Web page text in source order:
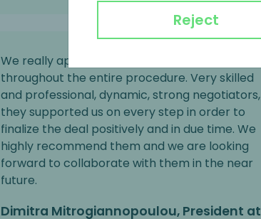
Reject
We really appreciated MP-Team assistance
throughout the entire procedure. Very skilled
and professional, dynamic, strong negotiators,
they supported us on every step in order to
finalize the deal positively and in due time. We
highly recommend them and we are looking
forward to collaborate with them in the near
future.
Dimitra Mitrogiannopoulou, President at